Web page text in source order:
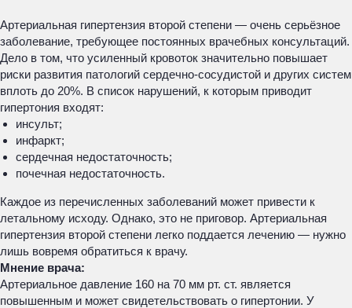
Артериальная гипертензия второй степени — очень серьёзное
заболевание, требующее постоянных врачебных консультаций.
Дело в том, что усиленный кровоток значительно повышает
риски развития патологий сердечно-сосудистой и других систем
вплоть до 20%. В список нарушений, к которым приводит
гипертония входят:
инсульт;
инфаркт;
сердечная недостаточность;
почечная недостаточность.
Каждое из перечисленных заболеваний может привести к
летальному исходу. Однако, это не приговор. Артериальная
гипертензия второй степени легко поддается лечению — нужно
лишь вовремя обратиться к врачу.
Мнение врача:
Артериальное давление 160 на 70 мм рт. ст. является
повышенным и может свидетельствовать о гипертонии. У